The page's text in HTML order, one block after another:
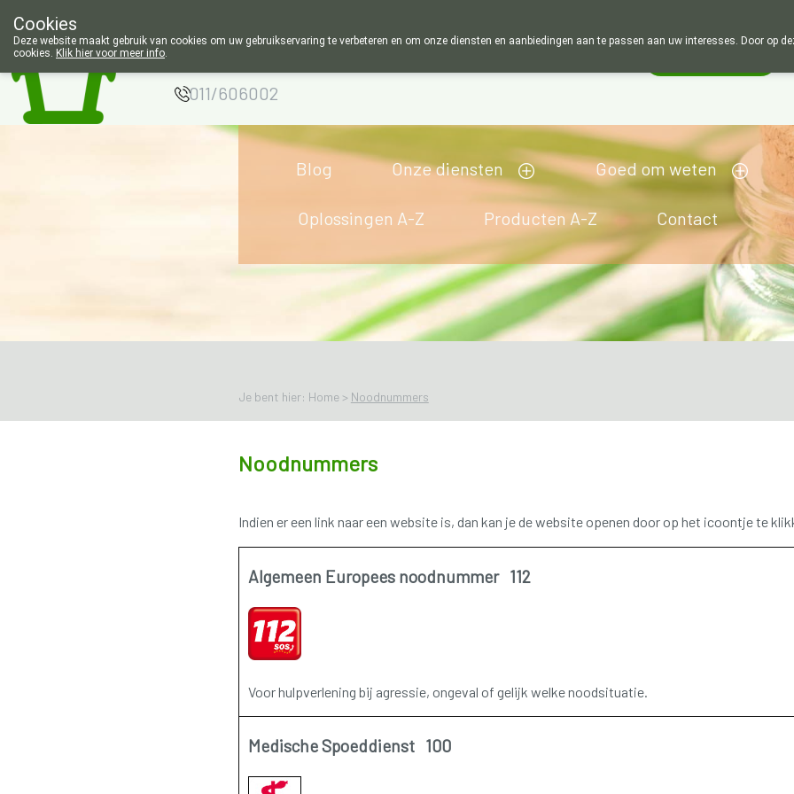
Apotheek Wouters
011/606002
Blog Onze diensten Goed om weten
Oplossingen A-Z Producten A-Z Contact
Je bent hier: Home > Noodnummers
Noodnummers
Indien er een link naar een website is, dan kan je de website openen door op het icoontje te
Algemeen Europees noodnummer 112
Voor hulpverlening bij agressie, ongeval of gelijk welke noodsituatie.
Medische Spoeddienst 100
Cookies
Deze website maakt gebruik van cookies om uw gebruikservaring te verbeteren en om onze diensten en aanbiedingen aan te passen aan uw interesses. Door op
cookies. Klik hier voor meer info.